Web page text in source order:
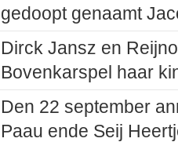
gedoopt genaamt
Dirck Jansz en
Bovenkarspel haar
Den 22 september
Paau ende Seij